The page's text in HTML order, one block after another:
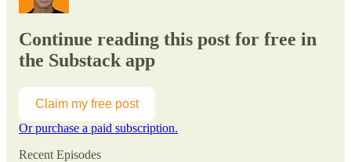
Continue reading this post for free in
the Substack app
Claim my free post
Or purchase a paid subscription.
Recent Episodes